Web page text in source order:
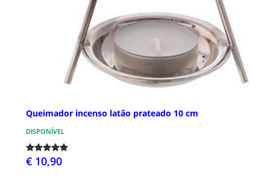
Queimador incenso latão prateado 10 cm
DISPONÍVEL
€ 10,90